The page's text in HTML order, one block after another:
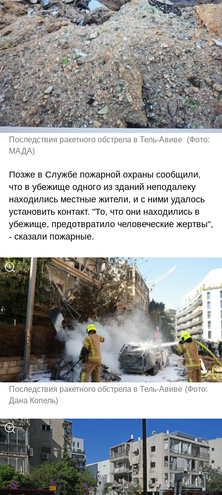
Последствия ракетного обстрела в Тель-Авиве (Фото:
МАДА)
Позже в Службе пожарной охраны сообщили,
что в убежище одного из зданий неподалеку
находились местные жители, и с ними удалось
установить контакт. "То, что они находились в
убежище, предотвратило человеческие жертвы",
- сказали пожарные.
Последствия ракетного обстрела в Тель-Авиве (Фото:
Дана Копель)